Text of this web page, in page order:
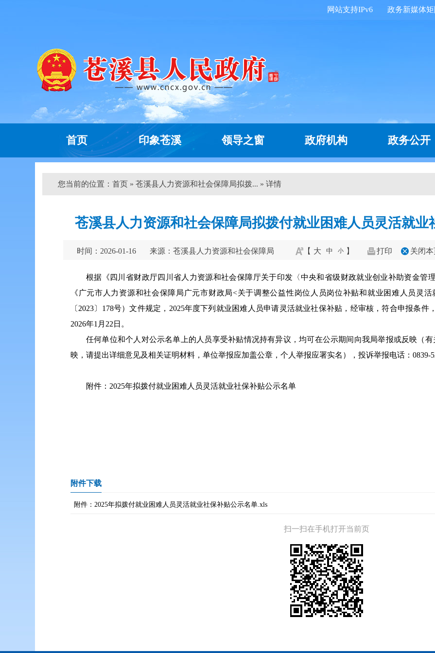
政务新媒体
网站支持IPv6
首页 印象苍溪 领导之窗 政府机构 政务公开
您当前的位置： 首页 » 苍溪县人力资源和社会保障局拟拨... » 详情
苍溪县人力资源和社会保障局拟拨付就业困难人员灵活就业
时间：2026-01-16 来源：苍溪县人力资源和社会保障局 【 大 中 小 】 打印 关闭
根据《四川省财政厅四川省人力资源和社会保障厅关于印发〈中央和省级财政就业创业补助资金管
《广元市人力资源和社会保障局广元市财政局<关于调整公益性岗位人员岗位补贴和就业困难人员灵
〔2023〕178号）文件规定，2025年度下列就业困难人员申请灵活就业社保补贴，经审核，符合申报条件
2026年1月22日。
任何单位和个人对公示名单上的人员享受补贴情况持有异议，均可在公示期间向我局举报或反映（
映，请提出详细意见及相关证明材料，单位举报应加盖公章，个人举报应署实名），投诉举报电话：0839-
附件：2025年拟拨付就业困难人员灵活就业社保补贴公示名单
附件下载
附件：2025年拟拨付就业困难人员灵活就业社保补贴公示名单.xls
扫一扫在手机打开当前页